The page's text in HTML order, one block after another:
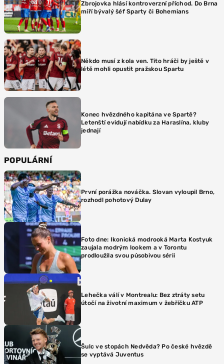
Zbrojovka hlásí kontroverzní příchod. Do Brna
míří bývalý šéf Sparty či Bohemians
Někdo musí z kola ven. Tito hráči by ještě v
létě mohli opustit pražskou Spartu
Konec hvězdného kapitána ve Spartě?
Letenští evidují nabídku za Haraslína, kluby
jednají
POPULÁRNÍ
První porážka nováčka. Slovan vyloupil Brno,
rozhodl pohotový Dulay
Foto dne: Ikonická modrooká Marta Kostyuk
zaujala modrým lookem a v Torontu
prodloužila svou působivou sérii
Lehečka válí v Montrealu: Bez ztráty setu
útočí na životní maximum v žebříčku ATP
Šulc ve stopách Nedvěda? Po české hvězdě
se vyptává Juventus